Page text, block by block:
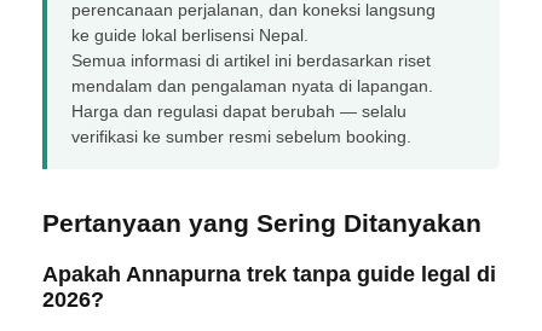
perencanaan perjalanan, dan koneksi langsung
ke guide lokal berlisensi Nepal.
Semua informasi di artikel ini berdasarkan riset
mendalam dan pengalaman nyata di lapangan.
Harga dan regulasi dapat berubah — selalu
verifikasi ke sumber resmi sebelum booking.
Pertanyaan yang Sering Ditanyakan
Apakah Annapurna trek tanpa guide legal di
2026?